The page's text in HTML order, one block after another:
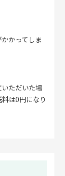
かってしま
ただいた場
は0円になり